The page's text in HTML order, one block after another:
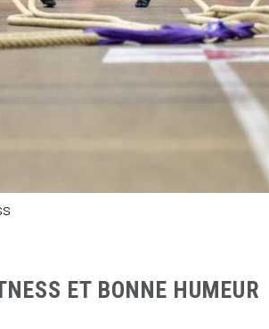
ET BONNE HUMEUR